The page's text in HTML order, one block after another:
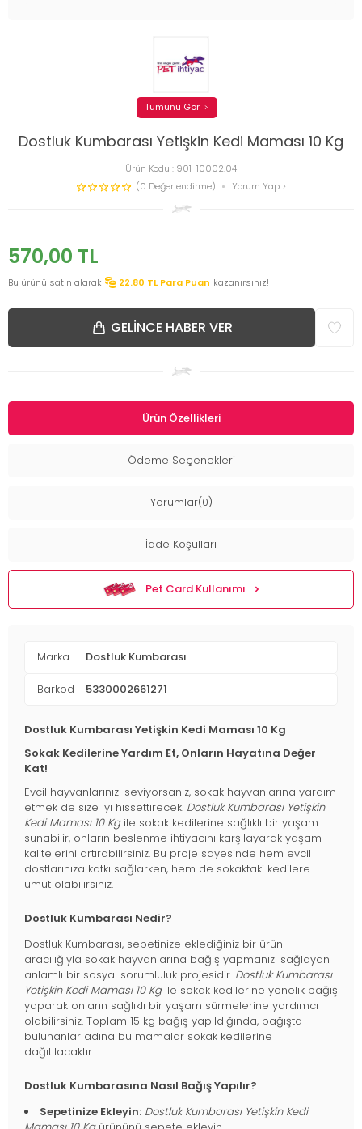
Dostluk Kumbarası Yetişkin Kedi Maması 10 Kg
Ürün Kodu : 901-10002.04
(0 Değerlendirme)
Yorum Yap
Tümünü Gör
570,00 TL
Bu ürünü satın alarak 22.80 TL Para Puan kazanırsınız!
GELINCE HABER VER
Ürün Özellikleri
Ödeme Seçenekleri
Yorumlar(0)
İade Koşulları
Pet Card Kullanımı
Marka Dostluk Kumbarası
Barkod 5330002661271
Dostluk Kumbarası Yetişkin Kedi Maması 10 Kg
Sokak Kedilerine Yardım Et, Onların Hayatına Değer
Kat!
Evcil hayvanlarınızı seviyorsanız, sokak hayvanlarına yardım
etmek de size iyi hissettirecek. Dostluk Kumbarası Yetişkin
Kedi Maması 10 Kgile sokak kedilerine sağlıklı bir yaşam
sunabilir, onların beslenme ihtiyacını karşılayarak yaşam
kalitelerini artırabilirsiniz. Bu proje sayesinde hem evcil
dostlarınıza katkı sağlarken, hem de sokaktaki kedilere
umut olabilirsiniz.
Dostluk Kumbarası Nedir?
Dostluk Kumbarası, sepetinize eklediğiniz bir ürün
aracılığıyla sokak hayvanlarına bağış yapmanızı sağlayan
anlamlı bir sosyal sorumluluk projesidir. Dostluk Kumbarası
Yetişkin Kedi Maması 10 Kgile sokak kedilerine yönelik bağış
yaparak onların sağlıklı bir yaşam sürmelerine yardımcı
olabilirsiniz. Toplam 15 kg bağış yapıldığında, bağışta
bulunanlar adına bu mamalar sokak kedilerine
dağıtılacaktır.
Dostluk Kumbarasına Nasıl Bağış Yapılır?
Sepetinize Ekleyin: Dostluk Kumbarası Yetişkin Kedi